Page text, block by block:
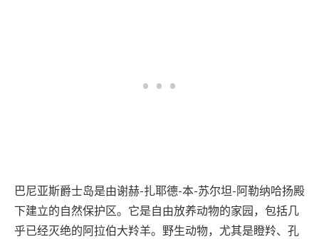
巴尼亚斯爵士岛是由谢赫-扎耶德-本-苏尔坦-阿勒纳哈扬殿
下建立的自然保护区。它是自由放养动物的家园，包括几
乎已经灭绝的阿拉伯大羚羊。野生动物，尤其是瞪羚、孔